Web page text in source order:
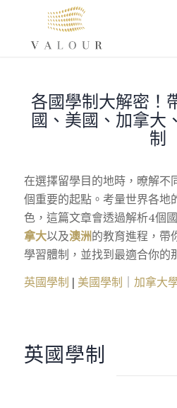
各國學制大解密！
國、美國、加拿大
制
在選擇留學目的地時，暸解不
個重要的起點。考量世界各地
色，這篇文章會透過解析4個
拿大以及澳洲的教育進程，帶
學習體制，並找到最適合你的
英國學制 | 美國學制 加拿大
英國學制